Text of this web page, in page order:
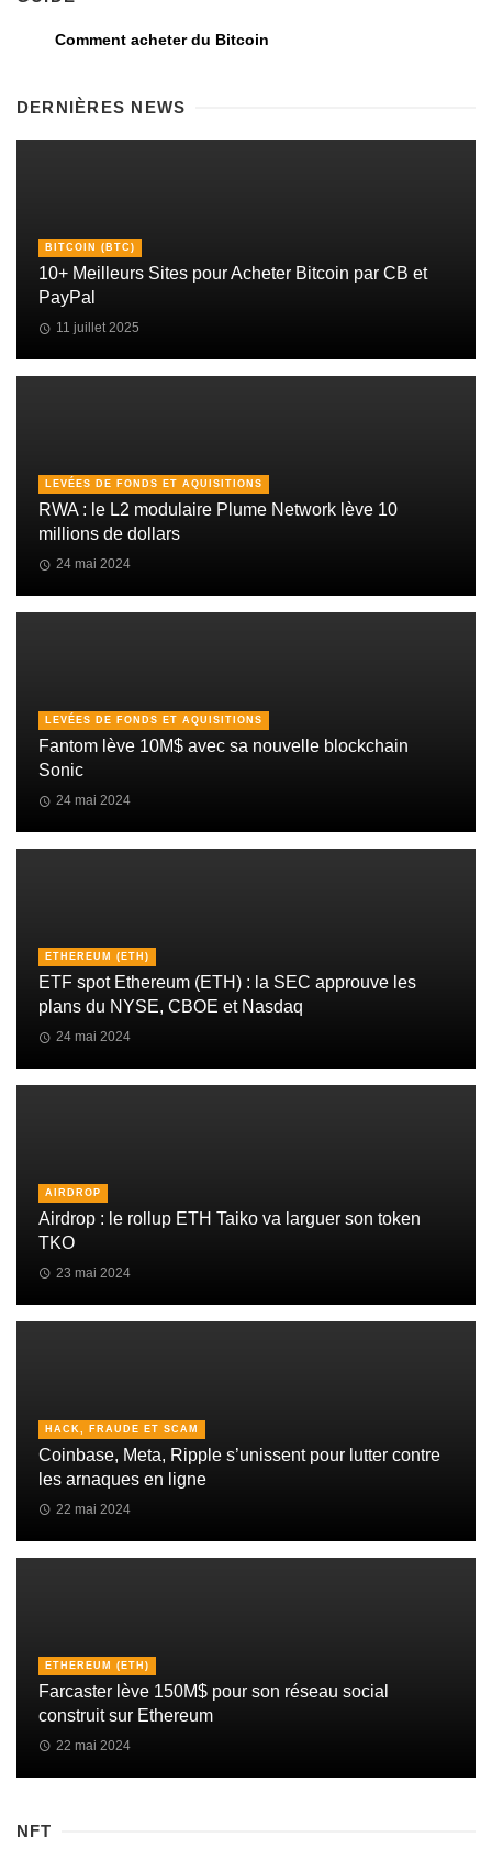
Comment acheter du Bitcoin
DERNIÈRES NEWS
BITCOIN (BTC)
10+ Meilleurs Sites pour Acheter Bitcoin par CB et
PayPal
11 juillet 2025
LEVÉES DE FONDS ET AQUISITIONS
RWA : le L2 modulaire Plume Network lève 10
millions de dollars
24 mai 2024
LEVÉES DE FONDS ET AQUISITIONS
Fantom lève 10M$ avec sa nouvelle blockchain
Sonic
24 mai 2024
ETHEREUM (ETH)
ETF spot Ethereum (ETH) : la SEC approuve les
plans du NYSE, CBOE et Nasdaq
24 mai 2024
AIRDROP
Airdrop : le rollup ETH Taiko va larguer son token
TKO
23 mai 2024
HACK, FRAUDE ET SCAM
Coinbase, Meta, Ripple s’unissent pour lutter contre
les arnaques en ligne
22 mai 2024
ETHEREUM (ETH)
Farcaster lève 150M$ pour son réseau social
construit sur Ethereum
22 mai 2024
NFT